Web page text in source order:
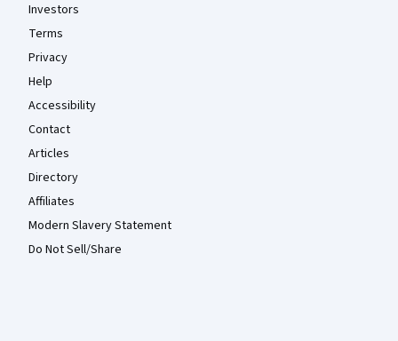
Investors
Terms
Privacy
Help
Accessibility
Contact
Articles
Directory
Affiliates
Modern Slavery Statement
Do Not Sell/Share